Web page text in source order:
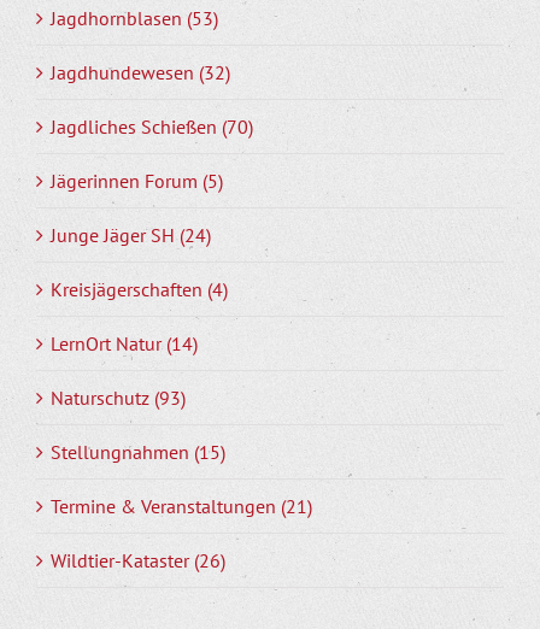
Jagdhornblasen (53)
Jagdhundewesen (32)
Jagdliches Schießen (70)
Jägerinnen Forum (5)
Junge Jäger SH (24)
Kreisjägerschaften (4)
LernOrt Natur (14)
Naturschutz (93)
Stellungnahmen (15)
Termine & Veranstaltungen (21)
Wildtier-Kataster (26)